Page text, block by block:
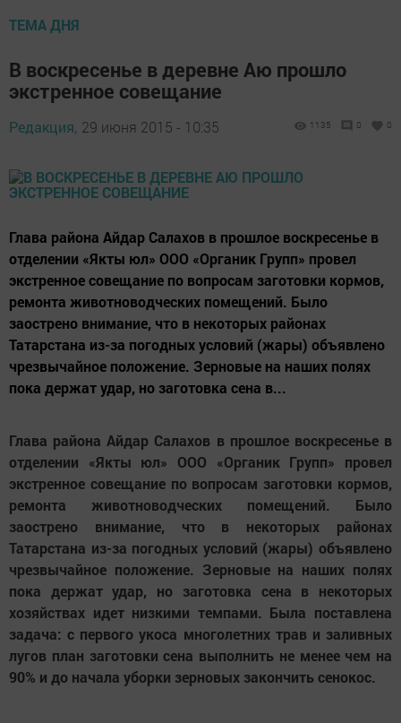
ТЕМА ДНЯ
В воскресенье в деревне Аю прошло
экстренное совещание
Редакция, 29 июня 2015 - 10:35 1135 0 0
Глава района Айдар Салахов в прошлое воскресенье в
отделении «Якты юл» ООО «Органик Групп» провел
экстренное совещание по вопросам заготовки кормов,
ремонта животноводческих помещений. Было
заострено внимание, что в некоторых районах
Татарстана из-за погодных условий (жары) объявлено
чрезвычайное положение. Зерновые на наших полях
пока держат удар, но заготовка сена в...
Глава района Айдар Салахов в прошлое воскресенье в
отделении «Якты юл» ООО «Органик Групп» провел
экстренное совещание по вопросам заготовки кормов,
ремонта животноводческих помещений. Было
заострено внимание, что в некоторых районах
Татарстана из-за погодных условий (жары) объявлено
чрезвычайное положение. Зерновые на наших полях
пока держат удар, но заготовка сена в некоторых
хозяйствах идет низкими темпами. Была поставлена
задача: с первого укоса многолетних трав и заливных
лугов план заготовки сена выполнить не менее чем на
90% и до начала уборки зерновых закончить сенокос.